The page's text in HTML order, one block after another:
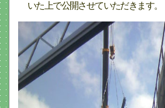
いた上で公開させていただきます。